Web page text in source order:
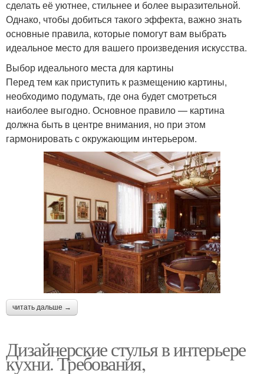
сделать её уютнее, стильнее и более выразительной.
Однако, чтобы добиться такого эффекта, важно знать
основные правила, которые помогут вам выбрать
идеальное место для вашего произведения искусства.
Выбор идеального места для картины
Перед тем как приступить к размещению картины,
необходимо подумать, где она будет смотреться
наиболее выгодно. Основное правило — картина
должна быть в центре внимания, но при этом
гармонировать с окружающим интерьером.
читать дальше →
Дизайнерские стулья в интерьере
кухни. Требования,